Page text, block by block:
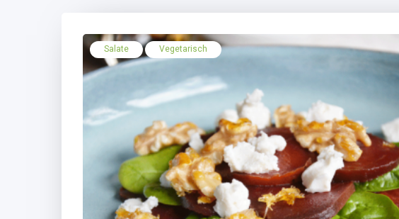
Salate Vegetarisch